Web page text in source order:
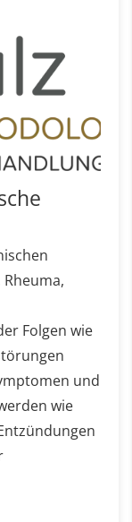
Folgen wie
und
wie